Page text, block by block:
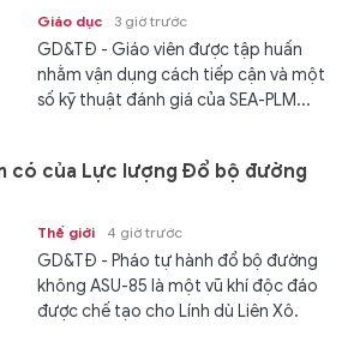
Giáo dục 3 giờ trước
GD&TĐ - Giáo viên được tập huấn
nhằm vận dụng cách tiếp cận và một
số kỹ thuật đánh giá của SEA-PLM...
có của Lực lượng Đổ bộ đường
Thế giới 4 giờ trước
GD&TĐ - Pháo tự hành đổ bộ đường
không ASU-85 là một vũ khí độc đáo
được chế tạo cho Lính dù Liên Xô.